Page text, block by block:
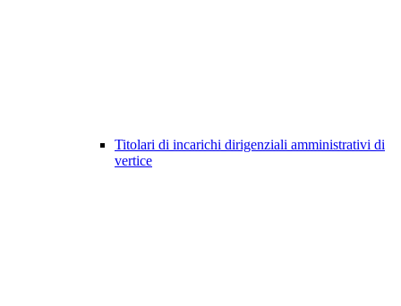
Titolari di incarichi dirigenziali amministrativi di
vertice